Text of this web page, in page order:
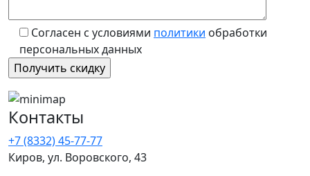
Согласен с условиями политики обработки
персональных данных
Контакты
+7 (8332) 45-77-77
Киров, ул. Воровского, 43